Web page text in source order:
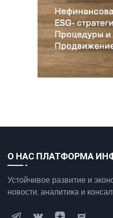
О НАС ПЛАТФОРМА
Устойчивое развитие и
новости, аналитика и